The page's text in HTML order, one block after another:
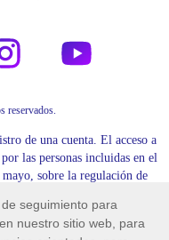
reservados.
de una cuenta. El acceso a
las personas incluidas en el
sobre la regulación de
de Arellano 27, 52003